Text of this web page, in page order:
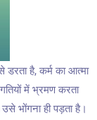
है, कर्म का आत्मा
में भ्रमण करता
भोंगना ही पड़ता है।